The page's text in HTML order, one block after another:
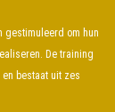
gestimuleerd om hun
De training
bestaat uit zes